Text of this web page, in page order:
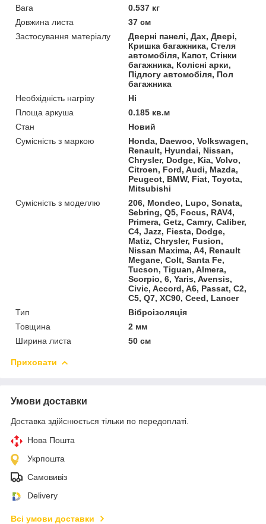
Вага
0.537 кг
Довжина листа
37 см
Застосування матеріалу
Дверні панелі, Дах, Двері,
Кришка багажника, Стеля
автомобіля, Капот, Стінки
багажника, Колісні арки,
Підлогу автомобіля, Пол
багажника
Необхідність нагріву
Ні
Площа аркуша
0.185 кв.м
Стан
Новий
Сумісність з маркою
Honda, Daewoo, Volkswagen,
Renault, Hyundai, Nissan,
Chrysler, Dodge, Kia, Volvo,
Citroen, Ford, Audi, Mazda,
Peugeot, BMW, Fiat, Toyota,
Mitsubishi
Сумісність з моделлю
206, Mondeo, Lupo, Sonata,
Sebring, Q5, Focus, RAV4,
Primera, Getz, Camry, Caliber,
C4, Jazz, Fiesta, Dodge,
Matiz, Chrysler, Fusion,
Nissan Maxima, A4, Renault
Megane, Colt, Santa Fe,
Tucson, Tiguan, Almera,
Scorpio, 6, Yaris, Avensis,
Civic, Accord, A6, Passat, C2,
C5, Q7, XC90, Ceed, Lancer
Тип
Віброізоляція
Товщина
2 мм
Ширина листа
50 см
Приховати
Умови доставки
Доставка здійснюється тільки по передоплаті.
Нова Пошта
Укрпошта
Самовивіз
Delivery
Всі умови доставки